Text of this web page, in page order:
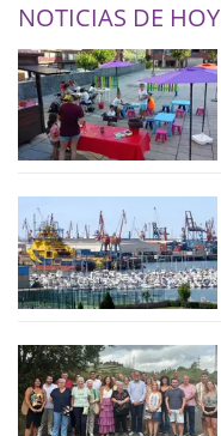
NOTICIAS DE HOY